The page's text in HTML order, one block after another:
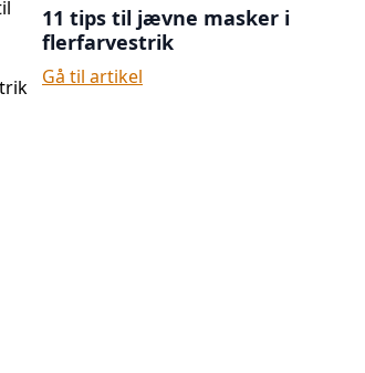
11 tips til jævne masker i
flerfarvestrik
Gå til artikel